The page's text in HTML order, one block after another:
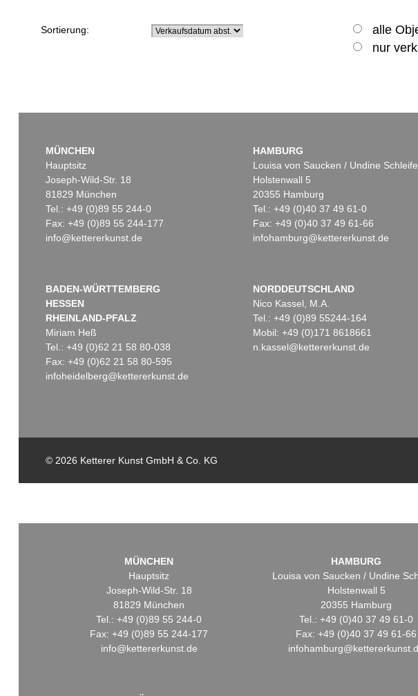
Sortierung: alle
nur
MÜNCHEN
Hauptsitz
Joseph-Wild-Str. 18
81829 München
Tel.: +49 (0)89 55 244-0
Fax: +49 (0)89 55 244-177
info@kettererkunst.de
HAMBURG
Louisa von Saucken / Undine
Holstenwall 5
20355 Hamburg
Tel.: +49 (0)40 37 49 61-0
Fax: +49 (0)40 37 49 61-66
infohamburg@kettererkunst.de
BADEN-WÜRTTEMBERG
HESSEN
RHEINLAND-PFALZ
Miriam Heß
Tel.: +49 (0)62 21 58 80-038
Fax: +49 (0)62 21 58 80-595
infoheidelberg@kettererkunst.de
NORDDEUTSCHLAND
Nico Kassel, M.A.
Tel.: +49 (0)89 55244-164
Mobil: +49 (0)171 8618661
n.kassel@kettererkunst.de
© 2026 Ketterer Kunst GmbH & Co. KG
MÜNCHEN
Hauptsitz
Joseph-Wild-Str. 18
81829 München
Tel.: +49 (0)89 55 244-0
Fax: +49 (0)89 55 244-177
info@kettererkunst.de
HAMBURG
Louisa von Saucken / Undine
Holstenwall 5
20355 Hamburg
Tel.: +49 (0)40 37 49 61-0
Fax: +49 (0)40 37 49 61-66